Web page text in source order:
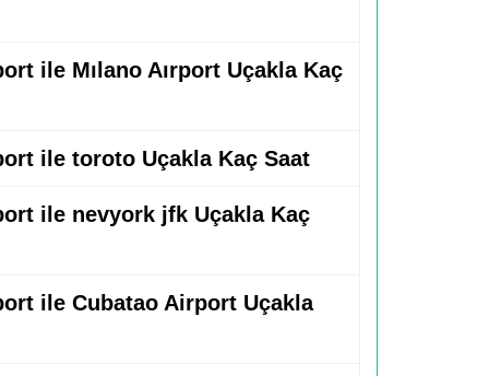
ile Mılano Aırport Uçakla Kaç
ile toroto Uçakla Kaç Saat
ile nevyork jfk Uçakla Kaç
ile Cubatao Airport Uçakla